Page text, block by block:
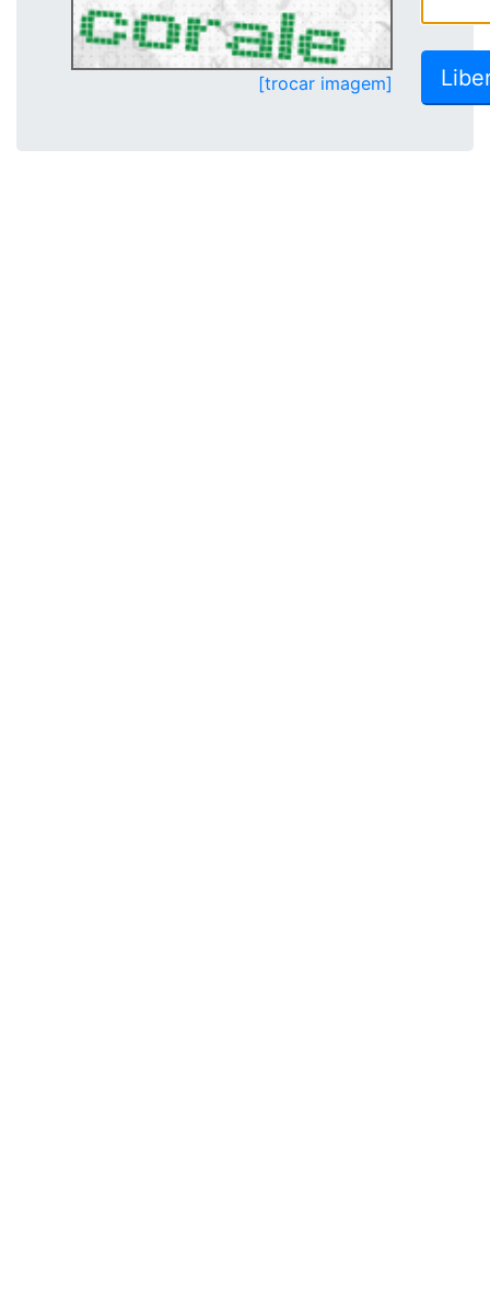
[trocar imagem]